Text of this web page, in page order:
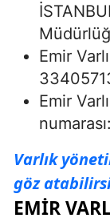
Emir
Emir
Varlık
göz
EMIR